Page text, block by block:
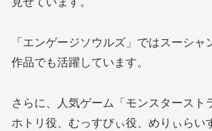
「エンゲージソウルズ」ではスーシ
作品でも活躍しています。
さらに、人気ゲーム「モンスタースト
ホトリ役、むっすびぃ役、めりぃらい